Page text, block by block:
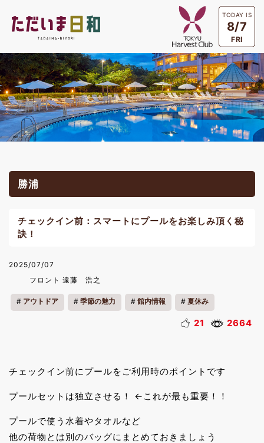
TODAY IS
8/7
FRI
勝浦
チェックイン前：スマートにプールをお楽しみ頂く秘
訣！
2025/07/07
フロント 遠藤 浩之
アウトドア 季節の魅力 館内情報 夏休み
21 2664
チェックイン前にプールをご利用時のポイントです
プールセットは独立させる！ ←これが最も重要！！
プールで使う水着やタオルなど
他の荷物とは別のバッグにまとめておきましょう